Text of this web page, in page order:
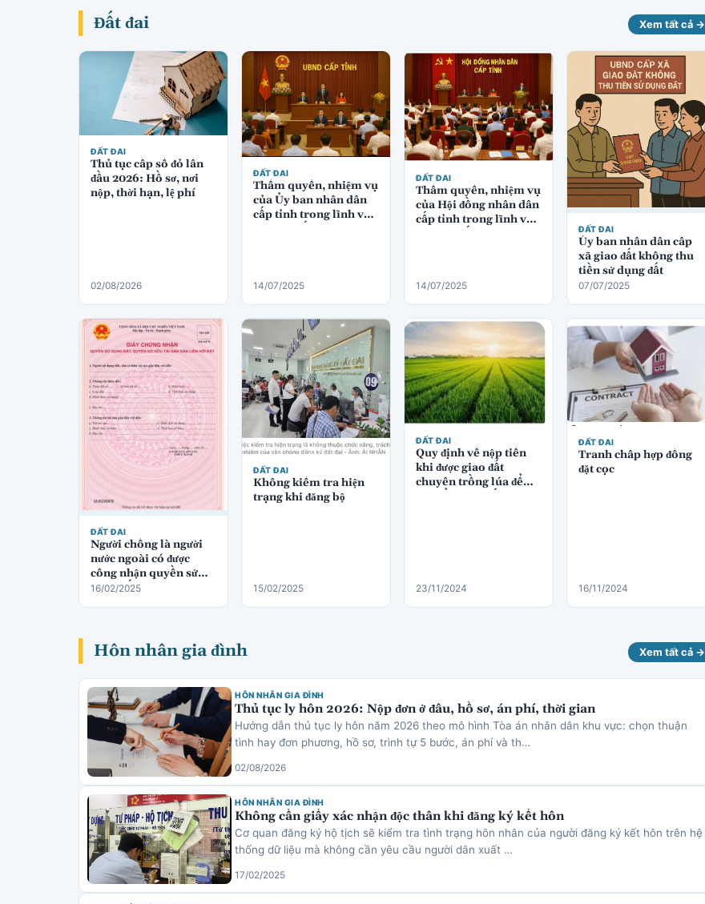
Đất đai Xem tất cả →
ĐẤT ĐAI
Thủ tục cấp sổ đỏ lần
đầu 2026: Hồ sơ, nơi
nộp, thời hạn, lệ phí
02/08/2026
ĐẤT ĐAI
Thẩm quyền, nhiệm vụ
của Ủy ban nhân dân
cấp tỉnh trong lĩnh vực
14/07/2025
ĐẤT ĐAI
Thẩm quyền, nhiệm vụ
của Hội đồng nhân dân
cấp tỉnh trong lĩnh vực
14/07/2025
ĐẤT ĐAI
Ủy ban nhân dân cấp
xã giao đất không thu
tiền sử dụng đất
07/07/2025
ĐẤT ĐAI
Người chồng là người
nước ngoài có được
công nhận quyền sử
dụng đất không?
16/02/2025
ĐẤT ĐAI
Không kiểm tra hiện
trạng khi đăng bộ
15/02/2025
ĐẤT ĐAI
Quy định về nộp tiền
khi được giao đất
chuyên trồng lúa để
23/11/2024
ĐẤT ĐAI
Tranh chấp hợp đồng
đặt cọc
16/11/2024
Hôn nhân gia đình Xem tất cả →
HÔN NHÂN GIA ĐÌNH
Thủ tục ly hôn 2026: Nộp đơn ở đâu, hồ sơ, án phí, thời gian
Hướng dẫn thủ tục ly hôn năm 2026 theo mô hình Tòa án nhân dân khu vực: chọn thuận
tình hay đơn phương, hồ sơ, trình tự 5 bước, án phí và th…
02/08/2026
HÔN NHÂN GIA ĐÌNH
Không cần giấy xác nhận độc thân khi đăng ký kết hôn
Cơ quan đăng ký hộ tịch sẽ kiểm tra tình trạng hôn nhân của người đăng ký kết hôn trên hệ
thống dữ liệu mà không cần yêu cầu người dân xuất …
17/02/2025